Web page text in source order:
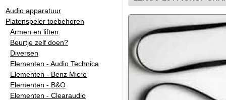
Audio apparatuur
Platenspeler toebehoren
Armen en liften
Beurtje zelf doen?
Diversen
Elementen - Audio Technica
Elementen - Benz Micro
Elementen - B&O
Elementen - Clearaudio